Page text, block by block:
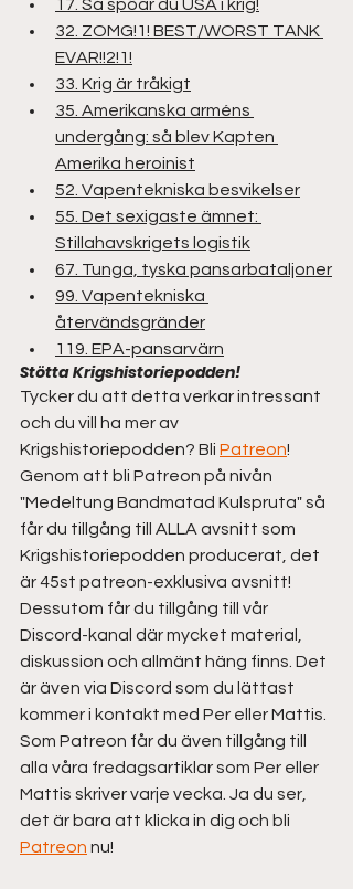
17. Så spöar du USA i krig!
32. ZOMG!1! BEST/WORST TANK
EVAR!!2!1!
33. Krig är tråkigt
35. Amerikanska arméns
undergång: så blev Kapten
Amerika heroinist
52. Vapentekniska besvikelser
55. Det sexigaste ämnet:
Stillahavskrigets logistik
67. Tunga, tyska pansarbataljoner
99. Vapentekniska
återvändsgränder
119. EPA-pansarvärn
Stötta Krigshistoriepodden!
Tycker du att detta verkar intressant
och du vill ha mer av
Krigshistoriepodden? Bli Patreon!
Genom att bli Patreon på nivån
"Medeltung Bandmatad Kulspruta" så
får du tillgång till ALLA avsnitt som
Krigshistoriepodden producerat, det
är 45st patreon-exklusiva avsnitt!
Dessutom får du tillgång till vår
Discord-kanal där mycket material,
diskussion och allmänt häng finns. Det
är även via Discord som du lättast
kommer i kontakt med Per eller Mattis.
Som Patreon får du även tillgång till
alla våra fredagsartiklar som Per eller
Mattis skriver varje vecka. Ja du ser,
det är bara att klicka in dig och bli
Patreon nu!